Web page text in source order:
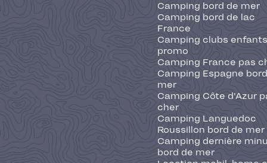
Camping bord de mer
Camping bord de lac
France
Camping clubs
promo
Camping France pas
Camping Espagne
mer
Camping Côte d'Azur
cher
Camping Languedoc
Roussillon bord de mer
Camping dernière
bord de mer